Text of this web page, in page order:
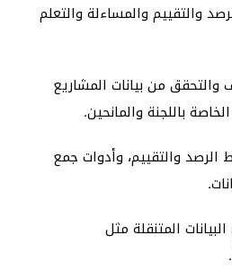
والتقييم والمساءلة والتعلم
من بيانات المشاريع
باللجنة والمانحين.
والتقييم، وأدوات جمع
المتنقلة مثل